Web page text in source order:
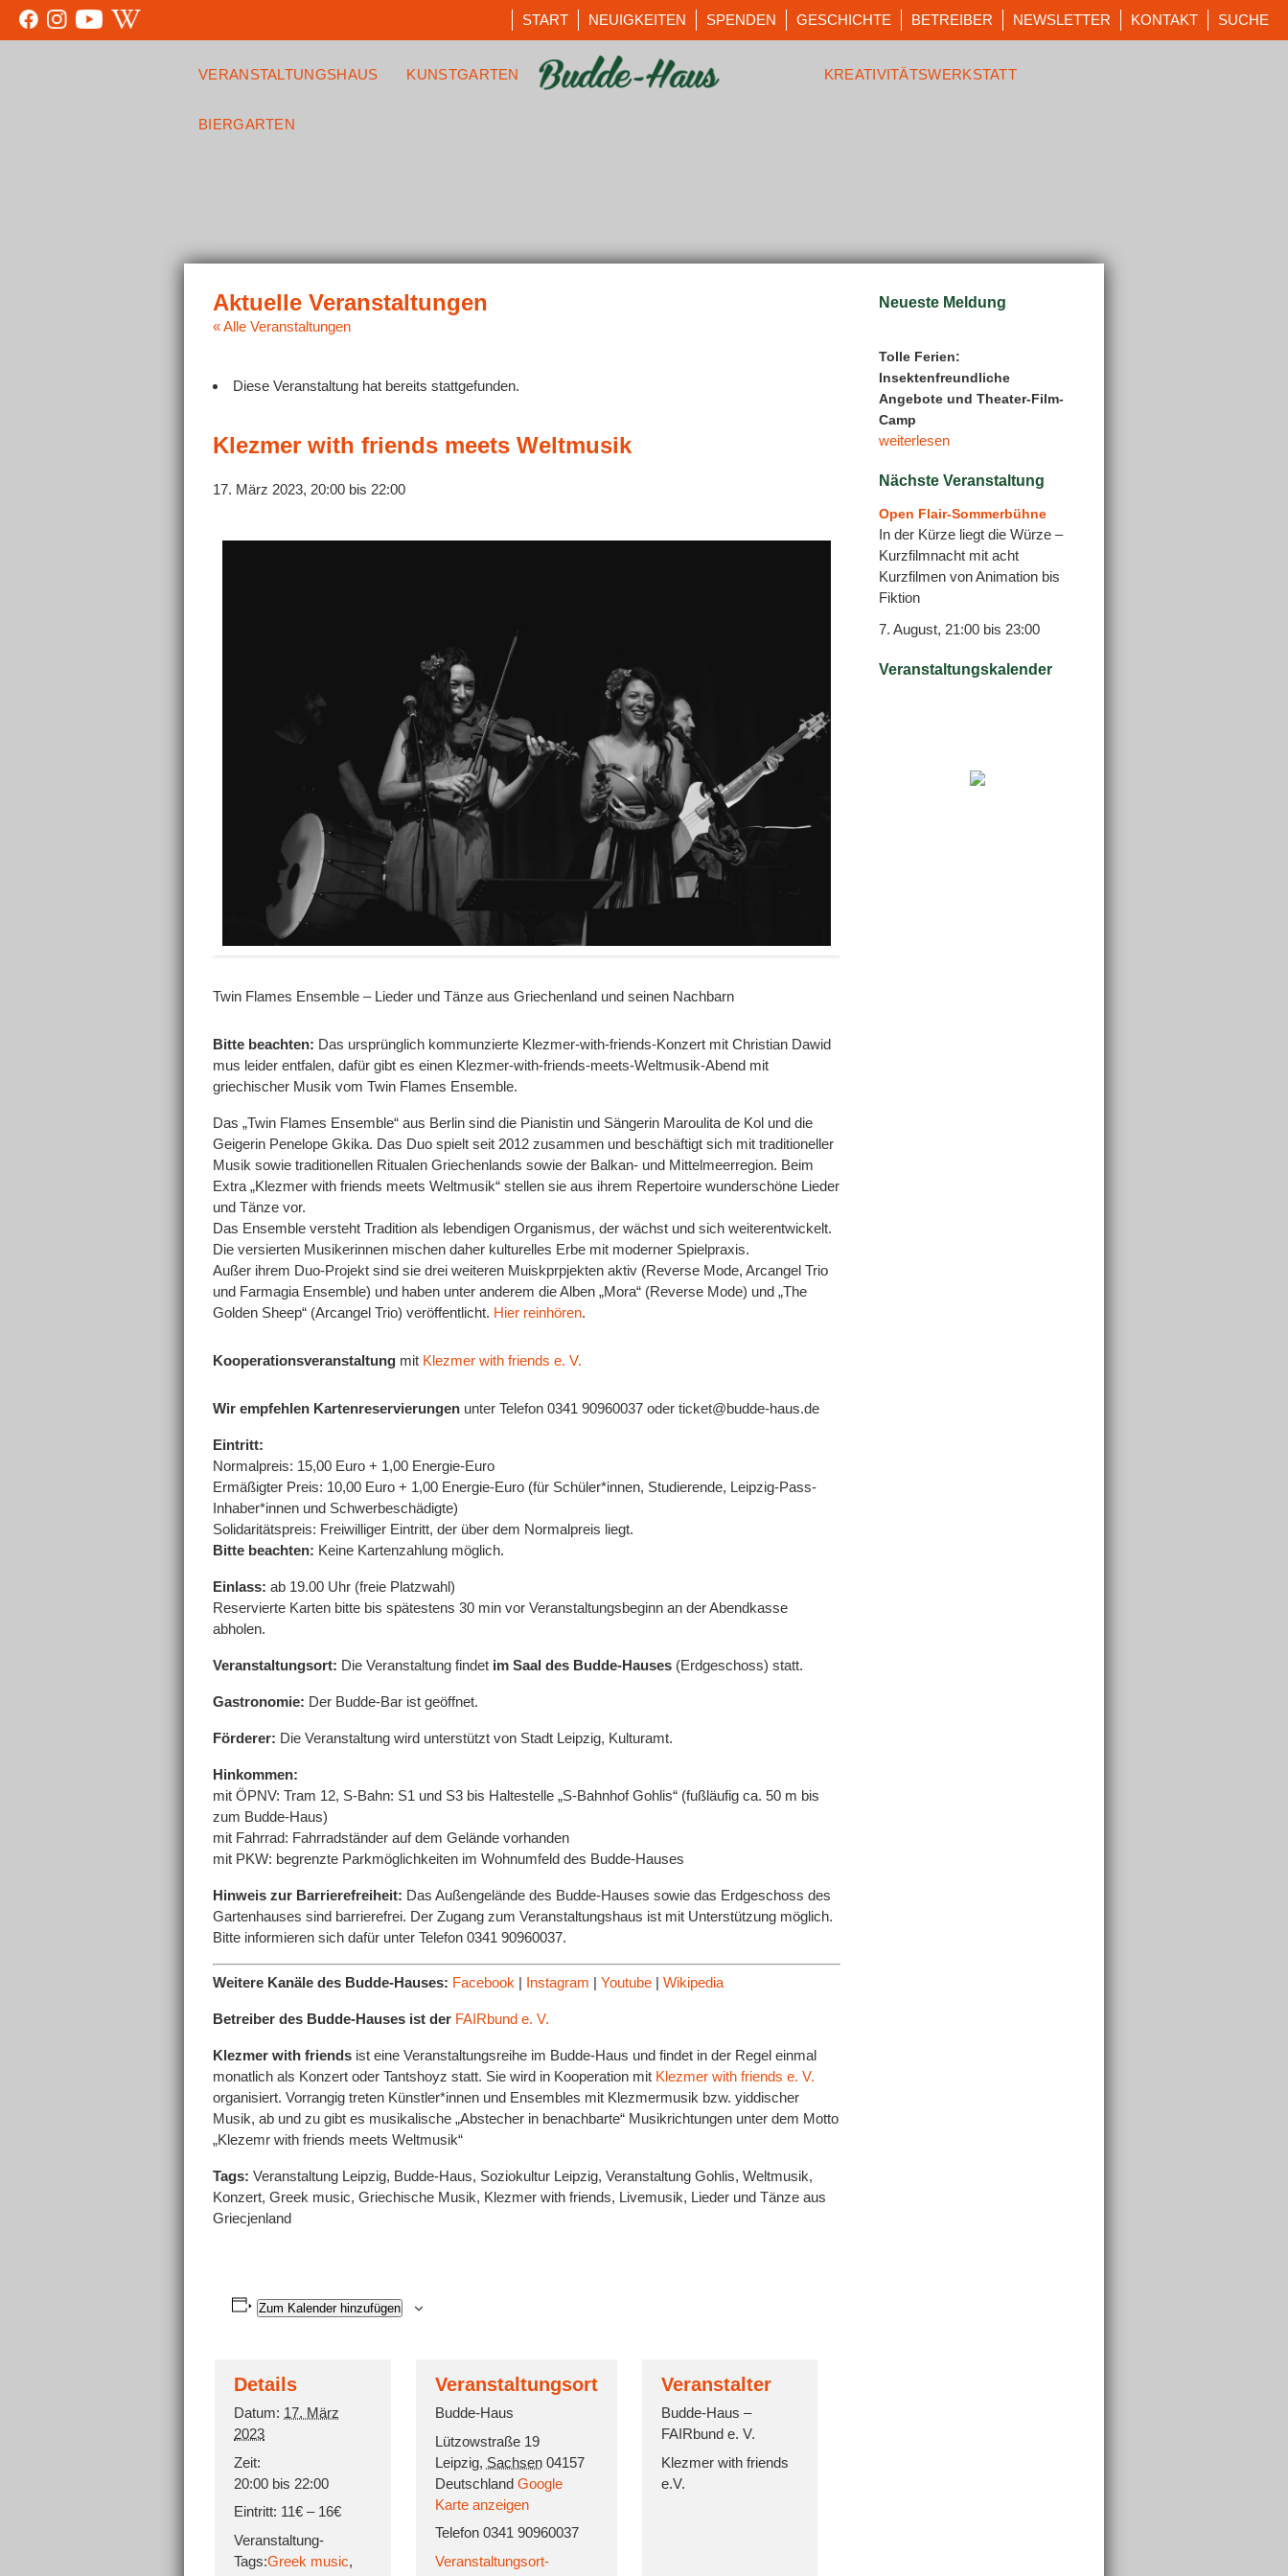
START NEUIGKEITEN SPENDEN GESCHICHTE BETREIBER NEWSLETTER KONTAKT SUCHE
VERANSTALTUNGSHAUS KUNSTGARTEN KREATIVITÄTSWERKSTATT
BIERGARTEN
« Alle Veranstaltungen
Diese Veranstaltung hat bereits stattgefunden.
Klezmer with friends meets Weltmusik
17. März 2023, 20:00 bis 22:00
Twin Flames Ensemble – Lieder und Tänze aus Griechenland und seinen Nachbarn
Bitte beachten: Das ursprünglich kommunzierte Klezmer-with-friends-Konzert mit Christian Dawid
mus leider entfalen, dafür gibt es einen Klezmer-with-friends-meets-Weltmusik-Abend mit
griechischer Musik vom Twin Flames Ensemble.
Das „Twin Flames Ensemble“ aus Berlin sind die Pianistin und Sängerin Maroulita de Kol und die
Geigerin Penelope Gkika. Das Duo spielt seit 2012 zusammen und beschäftigt sich mit traditioneller
Musik sowie traditionellen Ritualen Griechenlands sowie der Balkan- und Mittelmeerregion. Beim
Extra „Klezmer with friends meets Weltmusik“ stellen sie aus ihrem Repertoire wunderschöne Lieder
und Tänze vor.
Das Ensemble versteht Tradition als lebendigen Organismus, der wächst und sich weiterentwickelt.
Die versierten Musikerinnen mischen daher kulturelles Erbe mit moderner Spielpraxis.
Außer ihrem Duo-Projekt sind sie drei weiteren Muiskprpjekten aktiv (Reverse Mode, Arcangel Trio
und Farmagia Ensemble) und haben unter anderem die Alben „Mora“ (Reverse Mode) und „The
Golden Sheep“ (Arcangel Trio) veröffentlicht. Hier reinhören.
Kooperationsveranstaltung mit Klezmer with friends e. V.
Wir empfehlen Kartenreservierungen unter Telefon 0341 90960037 oder ticket@budde-haus.de
Eintritt:
Normalpreis: 15,00 Euro + 1,00 Energie-Euro
Ermäßigter Preis: 10,00 Euro + 1,00 Energie-Euro (für Schüler*innen, Studierende, Leipzig-Pass-
Inhaber*innen und Schwerbeschädigte)
Solidaritätspreis: Freiwilliger Eintritt, der über dem Normalpreis liegt.
Bitte beachten: Keine Kartenzahlung möglich.
Einlass: ab 19.00 Uhr (freie Platzwahl)
Reservierte Karten bitte bis spätestens 30 min vor Veranstaltungsbeginn an der Abendkasse
abholen.
Veranstaltungsort: Die Veranstaltung findet im Saal des Budde-Hauses (Erdgeschoss) statt.
Gastronomie: Der Budde-Bar ist geöffnet.
Förderer: Die Veranstaltung wird unterstützt von Stadt Leipzig, Kulturamt.
Hinkommen:
mit ÖPNV: Tram 12, S-Bahn: S1 und S3 bis Haltestelle „S-Bahnhof Gohlis“ (fußläufig ca. 50 m bis
zum Budde-Haus)
mit Fahrrad: Fahrradständer auf dem Gelände vorhanden
mit PKW: begrenzte Parkmöglichkeiten im Wohnumfeld des Budde-Hauses
Hinweis zur Barrierefreiheit: Das Außengelände des Budde-Hauses sowie das Erdgeschoss des
Gartenhauses sind barrierefrei. Der Zugang zum Veranstaltungshaus ist mit Unterstützung möglich.
Bitte informieren sich dafür unter Telefon 0341 90960037.
Weitere Kanäle des Budde-Hauses: Facebook | Instagram | Youtube | Wikipedia
Betreiber des Budde-Hauses ist der FAIRbund e. V.
Klezmer with friends ist eine Veranstaltungsreihe im Budde-Haus und findet in der Regel einmal
monatlich als Konzert oder Tantshoyz statt. Sie wird in Kooperation mit Klezmer with friends e. V.
organisiert. Vorrangig treten Künstler*innen und Ensembles mit Klezmermusik bzw. yiddischer
Musik, ab und zu gibt es musikalische „Abstecher in benachbarte“ Musikrichtungen unter dem Motto
„Klezemr with friends meets Weltmusik“
Tags: Veranstaltung Leipzig, Budde-Haus, Soziokultur Leipzig, Veranstaltung Gohlis, Weltmusik,
Konzert, Greek music, Griechische Musik, Klezmer with friends, Livemusik, Lieder und Tänze aus
Griecjenland
Zum Kalender hinzufügen
Details
Datum: 17. März
2023
Zeit:
20:00 bis 22:00
Eintritt: 11€ – 16€
Veranstaltung-
Tags:Greek music,
Veranstaltungsort
Budde-Haus
Lützowstraße 19
Leipzig, Sachsen 04157
Deutschland Google
Karte anzeigen
Telefon 0341 90960037
Veranstaltungsort-
Veranstalter
Budde-Haus –
FAIRbund e. V.
Klezmer with friends
e.V.
Neueste Meldung
Tolle Ferien:
Insektenfreundliche
Angebote und Theater-Film-
Camp
weiterlesen
Nächste Veranstaltung
Open Flair-Sommerbühne
In der Kürze liegt die Würze –
Kurzfilmnacht mit acht
Kurzfilmen von Animation bis
Fiktion
7. August, 21:00 bis 23:00
Veranstaltungskalender